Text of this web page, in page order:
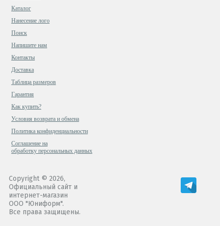
Каталог
Нанесение лого
Поиск
Напишите нам
Контакты
Доставка
Таблица размеров
Гарантия
Как купить?
Условия возврата и обмена
Политика конфиденциальности
Cоглашение на
обработку персональных данных
Copyright © 2026,
Официальный сайт и
интернет-магазин
ООО "Юниформ".
Все права защищены.